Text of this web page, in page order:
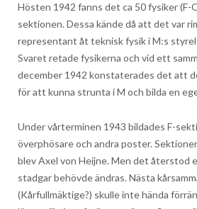
Hösten 1942 fanns det ca 50 fysiker (F-
sektionen. Dessa kände då att det var
representant åt teknisk fysik i M:s
Svaret retade fysikerna och vid ett
december 1942 konstaterades det att
för att kunna strunta i M och bilda en
Under vårterminen 1943 bildades F-
överphösare och andra poster.
blev Axel von Heijne. Men det återstod
stadgar behövde ändras. Nästa
(Kårfullmäktige?) skulle inte hända